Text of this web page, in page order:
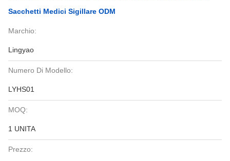
Sacchetti Medici Sigillare ODM
Marchio:
Lingyao
Numero Di Modello:
LYHS01
MOQ:
1 UNITA
Prezzo: